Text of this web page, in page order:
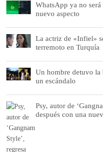
WhatsApp ya no
nuevo aspecto
La actriz de «Infiel»
terremoto en Turquía
Un hombre detuvo la
un escándalo
Psy, autor de
después con una